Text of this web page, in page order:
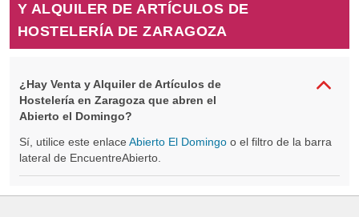
Y ALQUILER DE ARTÍCULOS DE
HOSTELERÍA DE ZARAGOZA
¿Hay Venta y Alquiler de Artículos de
Hostelería en Zaragoza que abren el
Abierto el Domingo?
Sí, utilice este enlace Abierto El Domingo o el filtro de la barra
lateral de EncuentreAbierto.